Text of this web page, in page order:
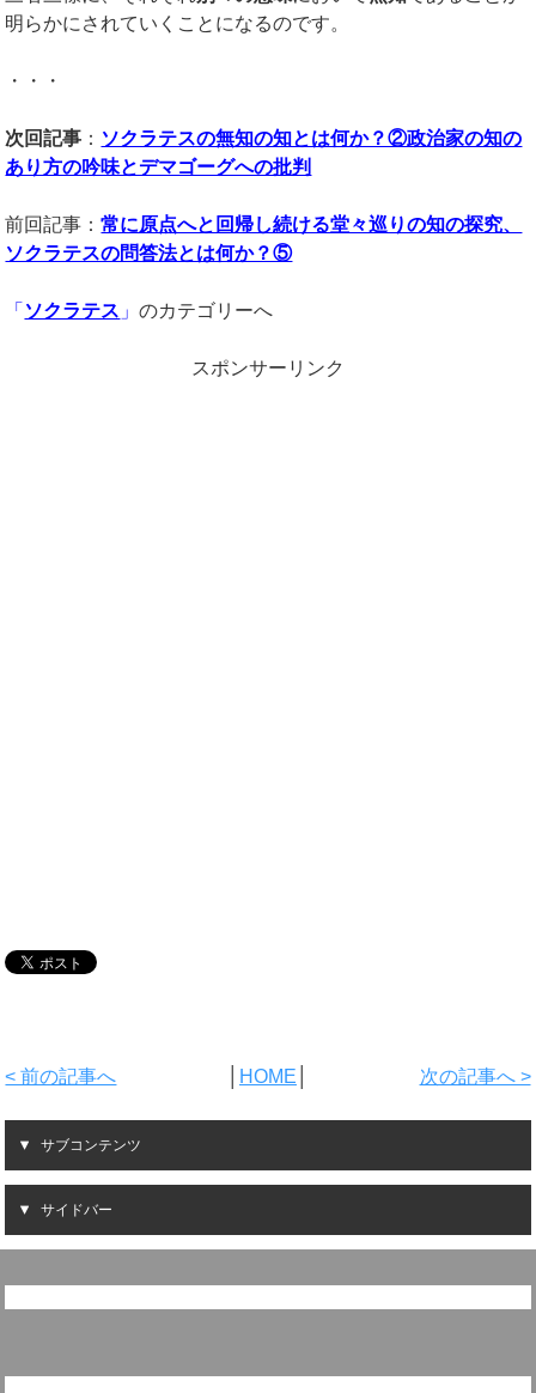
明らかにされていくことになるのです。
・・・
次回記事 ： ソクラテスの無知の知とは何か？②政治家の知の
あり方の吟味とデマゴーグへの批判
前回記事：常に原点へと回帰し続ける堂々巡りの知の探究、
ソクラテスの問答法とは何か？⑤
「 ソクラテス 」のカテゴリーへ
スポンサーリンク
< 前の記事へ HOME 次の記事へ >
サブコンテンツ
サイドバー